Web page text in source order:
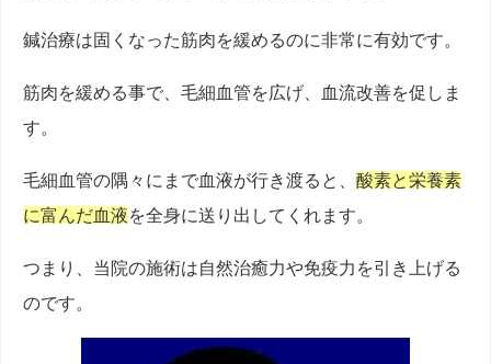
鍼治療は固くなった筋肉を緩めるのに非常に有効です。
筋肉を緩める事で、毛細血管を広げ、血流改善を促しま
す。
毛細血管の隅々にまで血液が行き渡ると、 酸素と栄養素
に富んだ血液を全身に送り出してくれます。
つまり、当院の施術は自然治癒力や免疫力を引き上げる
のです。